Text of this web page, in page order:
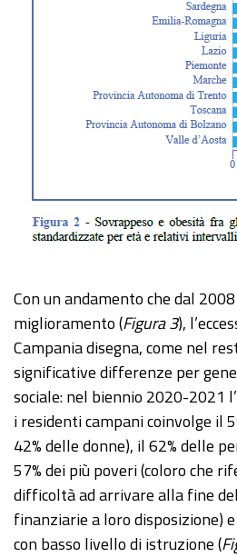
Con un andamento che dal
miglioramento (Figura 3),
Campania disegna, come nel
significative differenze per
sociale: nel biennio 2020-2021
i residenti campani coinvolge il
42% delle donne), il 62% delle
57% dei più poveri (coloro che
difficoltà ad arrivare alla fine
finanziarie a loro disposizione)
con basso livello di istruzione (